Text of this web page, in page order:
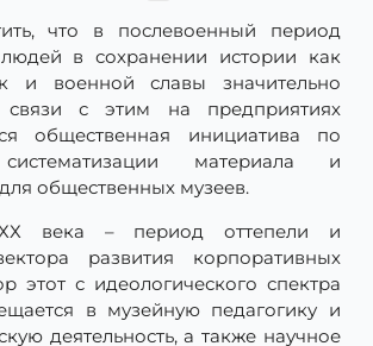
что в послевоенный период
людей в сохранении истории как
и военной славы значительно
связи с этим на предприятиях
общественная инициатива по
материала и
общественных музеев.
века – период оттепели и
развития корпоративных
этот с идеологического спектра
в музейную педагогику и
деятельность, а также научное